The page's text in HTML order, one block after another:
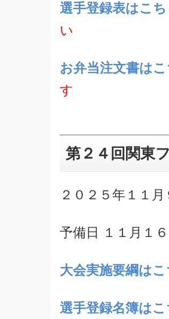
選手登録表はこ
い
お弁当注文書は
す
第２４回関東
２０２５年１１
予備日 １１月１
大会実施要綱は
選手登録名簿は